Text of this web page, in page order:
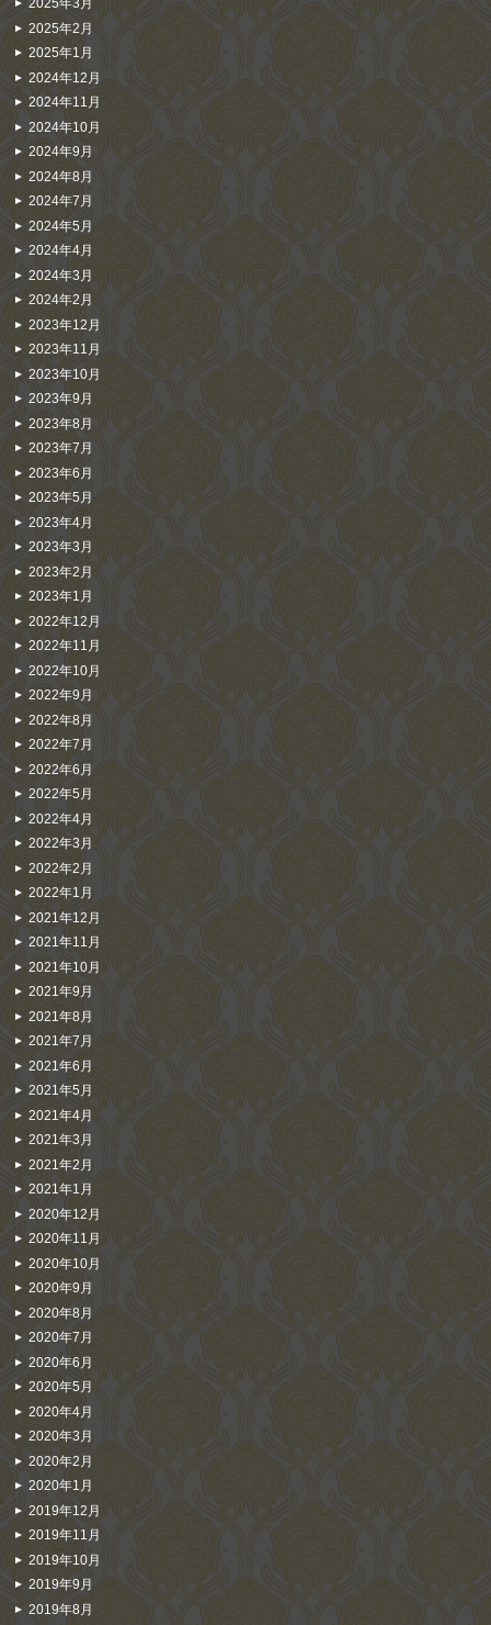
2025年3月
2025年2月
2025年1月
2024年12月
2024年11月
2024年10月
2024年9月
2024年8月
2024年7月
2024年5月
2024年4月
2024年3月
2024年2月
2023年12月
2023年11月
2023年10月
2023年9月
2023年8月
2023年7月
2023年6月
2023年5月
2023年4月
2023年3月
2023年2月
2023年1月
2022年12月
2022年11月
2022年10月
2022年9月
2022年8月
2022年7月
2022年6月
2022年5月
2022年4月
2022年3月
2022年2月
2022年1月
2021年12月
2021年11月
2021年10月
2021年9月
2021年8月
2021年7月
2021年6月
2021年5月
2021年4月
2021年3月
2021年2月
2021年1月
2020年12月
2020年11月
2020年10月
2020年9月
2020年8月
2020年7月
2020年6月
2020年5月
2020年4月
2020年3月
2020年2月
2020年1月
2019年12月
2019年11月
2019年10月
2019年9月
2019年8月